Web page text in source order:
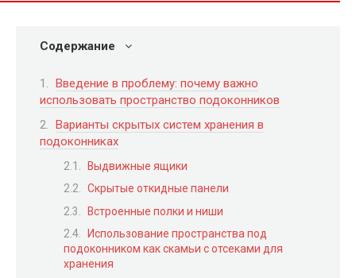
Содержание
Введение в проблему: почему важно
использовать пространство подоконников
Варианты скрытых систем хранения в
подоконниках
Выдвижные ящики
Скрытые откидные панели
Встроенные полки и ниши
Использование пространства под
подоконником как скамьи с отсеками для
хранения